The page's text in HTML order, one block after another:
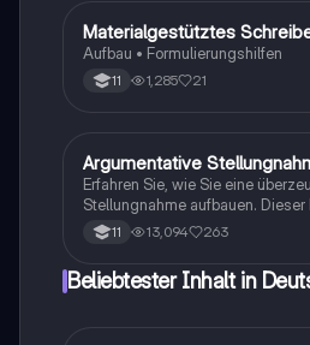
Deutsch
Materialgestütztes
Aufbau • Formulierungshilfen
11 1,285 21
Deutsch
Argumentative
Erfahren Sie, wie Sie eine
Stellungnahme aufbauen.
die Struktur (Einleitung,
Argumente, Beispiele und Tipps
Ihrer eigenen Meinung. Ideal für
Schreibfähigkeiten im Bereich
11 13,094 263
Beliebtester Inhalt in